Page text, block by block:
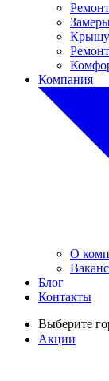
Компания
О
Блог
Контакты
Выберите
Акции